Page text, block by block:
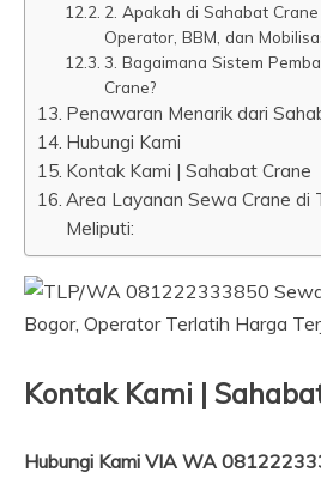
2. Apakah di Sahabat
Operator, BBM, dan
3. Bagaimana Sistem
Crane?
Penawaran Menarik dari
Hubungi Kami
Kontak Kami | Sahabat Crane
Area Layanan Sewa Crane di
Meliputi:
Kontak Kami |
Hubungi Kami VIA WA